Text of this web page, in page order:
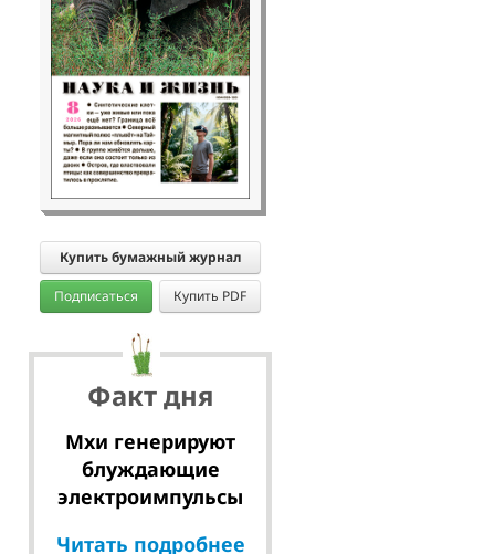
Купить бумажный журнал
Подписаться Купить PDF
Факт дня
Мхи генерируют
блуждающие
электроимпульсы
Читать подробнее